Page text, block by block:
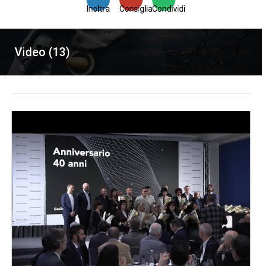
Condividi
Consiglia
Inoltra
Video (13)